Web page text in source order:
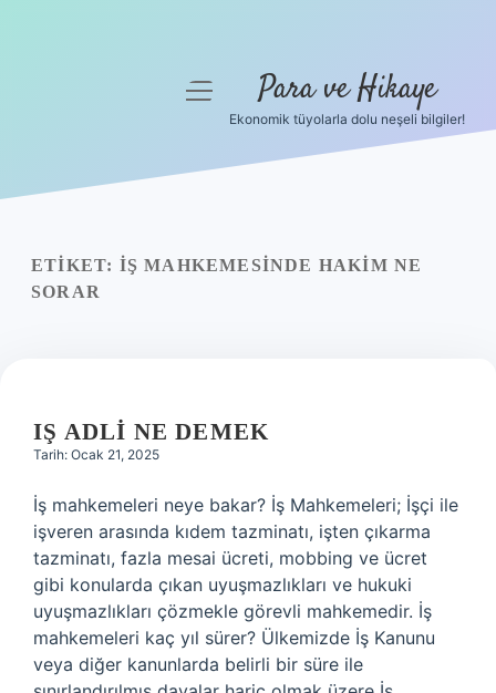
Yasal Uyarı
menüyü
Para ve Hikaye
Ekonomik tüyolarla dolu neşeli bilgiler!
ETIKET: İŞ MAHKEMESINDE HAKIM NE
SORAR
IŞ ADLI NE DEMEK
Tarih: Ocak 21, 2025
İş mahkemeleri neye bakar? İş Mahkemeleri; İşçi ile
işveren arasında kıdem tazminatı, işten çıkarma
tazminatı, fazla mesai ücreti, mobbing ve ücret
gibi konularda çıkan uyuşmazlıkları ve hukuki
uyuşmazlıkları çözmekle görevli mahkemedir. İş
mahkemeleri kaç yıl sürer? Ülkemizde İş Kanunu
veya diğer kanunlarda belirli bir süre ile